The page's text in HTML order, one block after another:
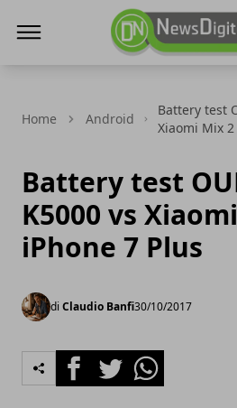
Home Android
Battery test
Xiaomi Mix
Battery test
K5000 vs
iPhone 7 Plus
di Claudio Banfi30/10/2017
FacebookTwitterWhatsapp